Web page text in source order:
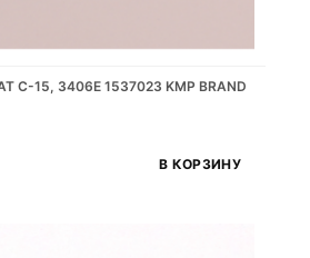
C-15, 3406E 1537023 KMP BRAND
В КОРЗИНУ